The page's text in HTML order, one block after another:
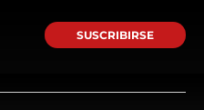
SUSCRIBIRSE